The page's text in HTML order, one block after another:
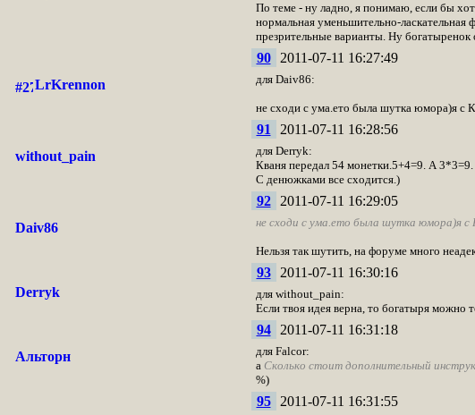
По теме - ну ладно, я понимаю, если бы
нормальная уменьшительно-ласкательная
презрительные варианты. Ну богатыренок
LrKrennon
90 2011-07-11 16:27:49
для Daiv86:
не сходи с ума.ето была шутка юмора)я с
without_pain
91 2011-07-11 16:28:56
для Derryk:
Кваня передал 54 монетки.5+4=9. А 3*3=9.
С денюжками все сходится.)
Daiv86
92 2011-07-11 16:29:05
не сходи с ума.ето была шутка юмора)я
Нельзя так шутить, на форуме много
Derryk
93 2011-07-11 16:30:16
для without_pain:
Если твоя идея верна, то богатыря можно
Альторн
94 2011-07-11 16:31:18
для Falcor:
а Сколько стоит дополнительный
%)
95 2011-07-11 16:31:55